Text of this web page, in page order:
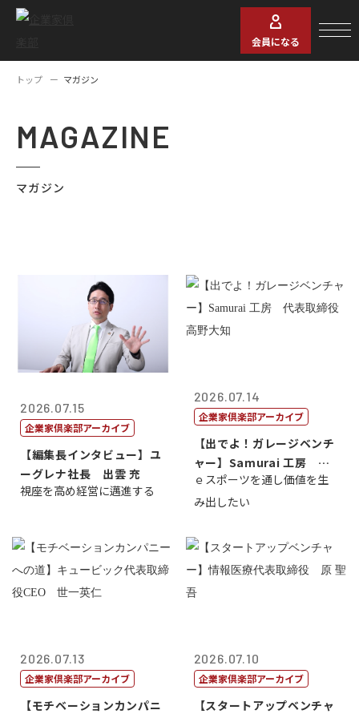
会員になる
トップ マガジン
MAGAZINE
マガジン
2026.07.15
企業家倶楽部アーカイブ
【編集長インタビュー】ユ
ーグレナ社長 出雲 充
視座を高め経営に邁進する
2026.07.14
企業家倶楽部アーカイブ
【出でよ！ガレージベンチ
ャー】Samurai 工房 代
表取締...
ｅスポーツを通し価値を生
み出したい
2026.07.13
企業家倶楽部アーカイブ
【モチベーションカンパニ
2026.07.10
企業家倶楽部アーカイブ
【スタートアップベンチャ